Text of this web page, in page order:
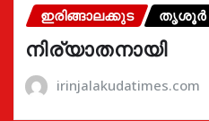
ഇരിങ്ങാലക്കുട തൃശൂർ
നിര്യാതനായി
irinjalakudatimes.com